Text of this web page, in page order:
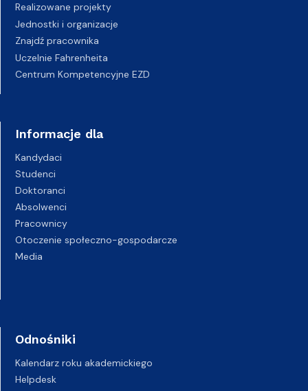
Realizowane projekty
Jednostki i organizacje
Znajdź pracownika
Uczelnie Fahrenheita
Centrum Kompetencyjne EZD
Informacje dla
Kandydaci
Studenci
Doktoranci
Absolwenci
Pracownicy
Otoczenie społeczno-gospodarcze
Media
Odnośniki
Kalendarz roku akademickiego
Helpdesk